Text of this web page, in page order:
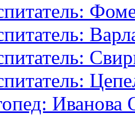
Иванова